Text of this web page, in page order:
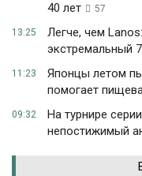
40 лет
57
13:25
Легче, чем
экстремальный
11:23
Японцы летом
помогает
09:32
На турнире
непостижимый